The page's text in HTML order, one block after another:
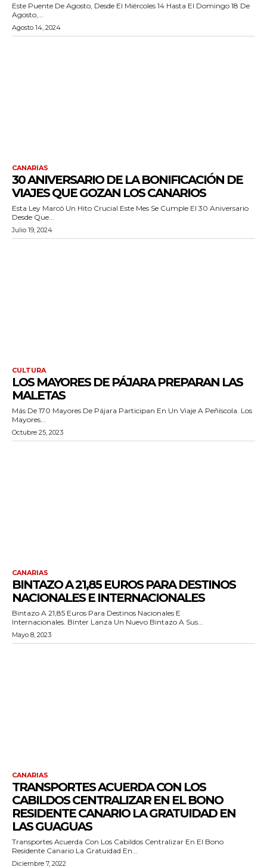
Este Puente De Agosto, Desde El Miércoles 14 Hasta El Domingo 18 De
Agosto,...
Agosto 14, 2024
CANARIAS
30 ANIVERSARIO DE LA BONIFICACIÓN DE
VIAJES QUE GOZAN LOS CANARIOS
Esta Ley Marcó Un Hito Crucial Este Mes Se Cumple El 30 Aniversario
Desde Que...
Julio 19, 2024
CULTURA
LOS MAYORES DE PÁJARA PREPARAN LAS
MALETAS
Más De 170 Mayores De Pájara Participan En Un Viaje A Peñíscola. Los
Mayores...
Octubre 25, 2023
CANARIAS
BINTAZO A 21,85 EUROS PARA DESTINOS
NACIONALES E INTERNACIONALES
Bintazo A 21,85 Euros Para Destinos Nacionales E
Internacionales. Binter Lanza Un Nuevo Bintazo A Sus...
Mayo 8, 2023
CANARIAS
TRANSPORTES ACUERDA CON LOS
CABILDOS CENTRALIZAR EN EL BONO
RESIDENTE CANARIO LA GRATUIDAD EN
LAS GUAGUAS
Transportes Acuerda Con Los Cabildos Centralizar En El Bono
Residente Canario La Gratuidad En...
Diciembre 7, 2022